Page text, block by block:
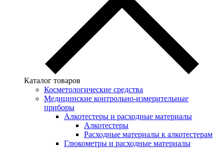
Каталог товаров
Косметологические средства
Медицинские контрольно-измерительные
приборы
Алкотестеры и расходные материалы
Алкотестеры
Расходные материалы к алкотестерам
Глюкометры и расходные материалы